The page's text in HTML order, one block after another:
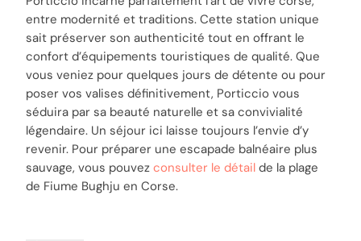
entre modernité et traditions. Cette station unique
sait préserver son authenticité tout en offrant le
confort d’équipements touristiques de qualité. Que
vous veniez pour quelques jours de détente ou pour
poser vos valises définitivement, Porticcio vous
séduira par sa beauté naturelle et sa convivialité
légendaire. Un séjour ici laisse toujours l’envie d’y
revenir. Pour préparer une escapade balnéaire plus
sauvage, vous pouvezconsulter le détail de la plage
de Fiume Bughju en Corse.